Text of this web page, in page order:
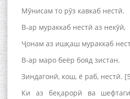
Мӯнисам то рӯз кавкаб нестӣ.
В-ар мураккаб нестӣ аз некӯӣ,
Ҷонам аз ишқаш мураккаб
В-ар маро беёр бояд зистан.
Зиндагонӣ, кош, ё раб, нестӣ.
Ки аз беқарорӣ ва